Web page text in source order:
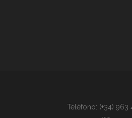
Teléfono: (+34) 963